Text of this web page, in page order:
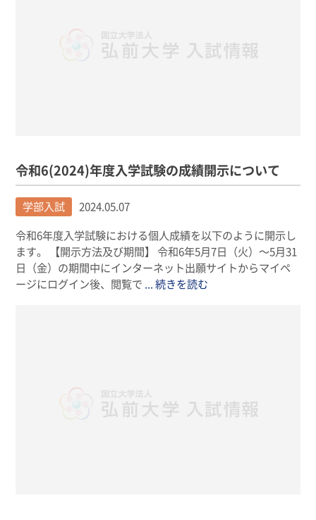
令和6(2024)年度入学試験の成績開示について
学部入試 2024.05.07
令和6年度入学試験における個人成績を以下のように開示し
ます。 【開示方法及び期間】 令和6年5月7日（火）〜5月31
日（金）の期間中にインターネット出願サイトからマイペ
ージにログイン後、閲覧で ... 続きを読む